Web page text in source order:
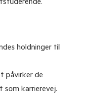
holdninger til
påvirker de
karrierevej.